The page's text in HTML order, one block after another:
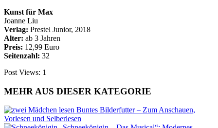
Kunst für Max
Joanne Liu
Verlag: Prestel Junior, 2018
Alter: ab 3 Jahren
Preis: 12,99 Euro
Seitenzahl: 32
Post Views: 1
MEHR AUS DIESER KATEGORIE
Buntes Bilderfutter – Zum Anschauen,
Vorlesen und Selberlesen